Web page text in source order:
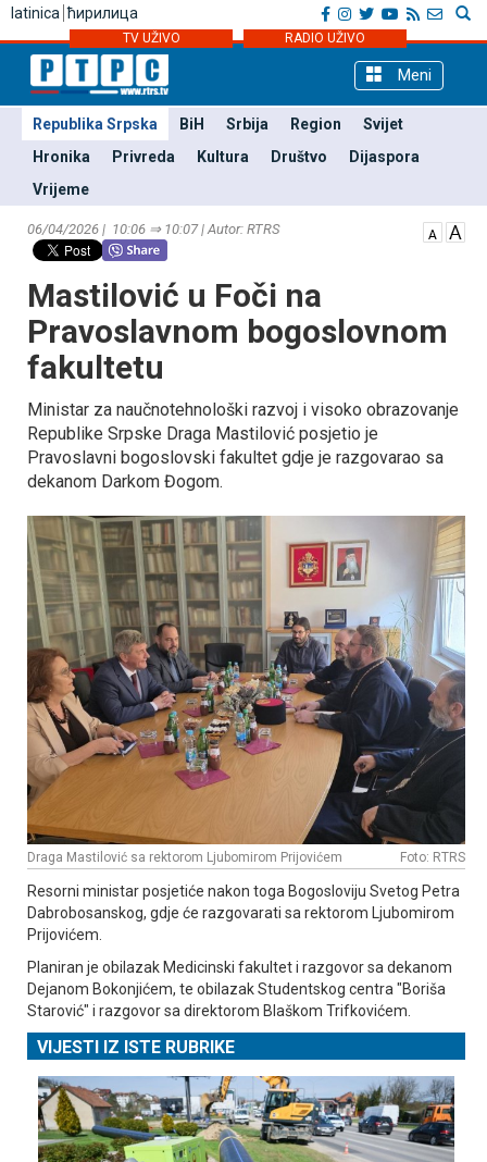
latinica ћирилица
TV UŽIVO RADIO UŽIVO
Meni
Republika Srpska BiH Srbija Region
Svijet
Hronika
Privreda Kultura Društvo
Dijaspora
Vrijeme
06/04/2026 | 10:06 ⇒ 10:07 | Autor: RTRS
Mastilović u Foči na
Pravoslavnom bogoslovnom
fakultetu
Ministar za naučnotehnološki razvoj i visoko obrazovanje
Republike Srpske Draga Mastilović posjetio je
Pravoslavni bogoslovski fakultet gdje je razgovarao sa
dekanom Darkom Đogom.
Draga Mastilović sa rektorom Ljubomirom Prijovićem Foto: RTRS
Resorni ministar posjetiće nakon toga Bogosloviju Svetog Petra
Dabrobosanskog, gdje će razgovarati sa rektorom Ljubomirom
Prijovićem.
Planiran je obilazak Medicinski fakultet i razgovor sa dekanom
Dejanom Bokonjićem, te obilazak Studentskog centra "Boriša
Starović" i razgovor sa direktorom Blaškom Trifkovićem.
VIJESTI IZ ISTE RUBRIKE